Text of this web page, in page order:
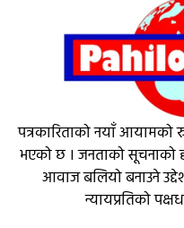
पत्रकारिताको नयाँ
भएको छ । जनताको सूचनाको
आवाज बलियो बनाउने
न्यायप्रतिको